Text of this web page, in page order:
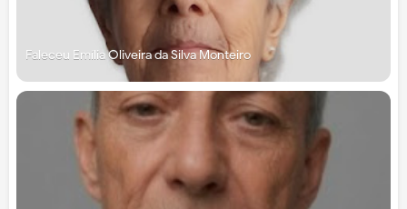
Faleceu Emília Oliveira da Silva Monteiro